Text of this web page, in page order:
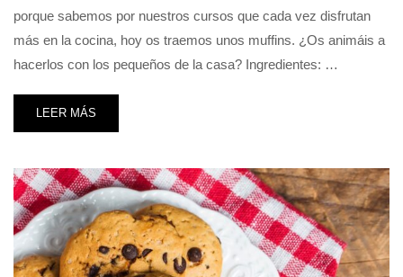
porque sabemos por nuestros cursos que cada vez disfrutan
más en la cocina, hoy os traemos unos muffins. ¿Os animáis a
hacerlos con los pequeños de la casa? Ingredientes: …
LEER MÁS